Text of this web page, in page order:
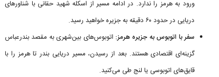
ورود به هرمز را ندارد. در ادامه مسیر از اسکله شهید حقانی با شناورهای
دریایی در حدود ۶۰ دقیقه به جزیره خواهید رسید.
سفر با اتوبوس به جزیره هرمز: اتوبوس‌های بین‌شهری به مقصد بندرعباس
گزینه‌ای اقتصادی هستند. بعد از رسیدن، مسیر دریایی بندر تا هرمز را با
قایق‌های اتوبوسی یا لنج طی می‌کنید.